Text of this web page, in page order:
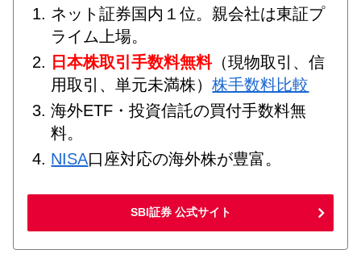
ネット証券国内１位。親会社は東証プ
ライム上場。
日本株取引手数料無料（現物取引、信
用取引、単元未満株）株手数料比較
海外ETF・投資信託の買付手数料無
料。
NISA口座対応の海外株が豊富。
SBI証券 公式サイト